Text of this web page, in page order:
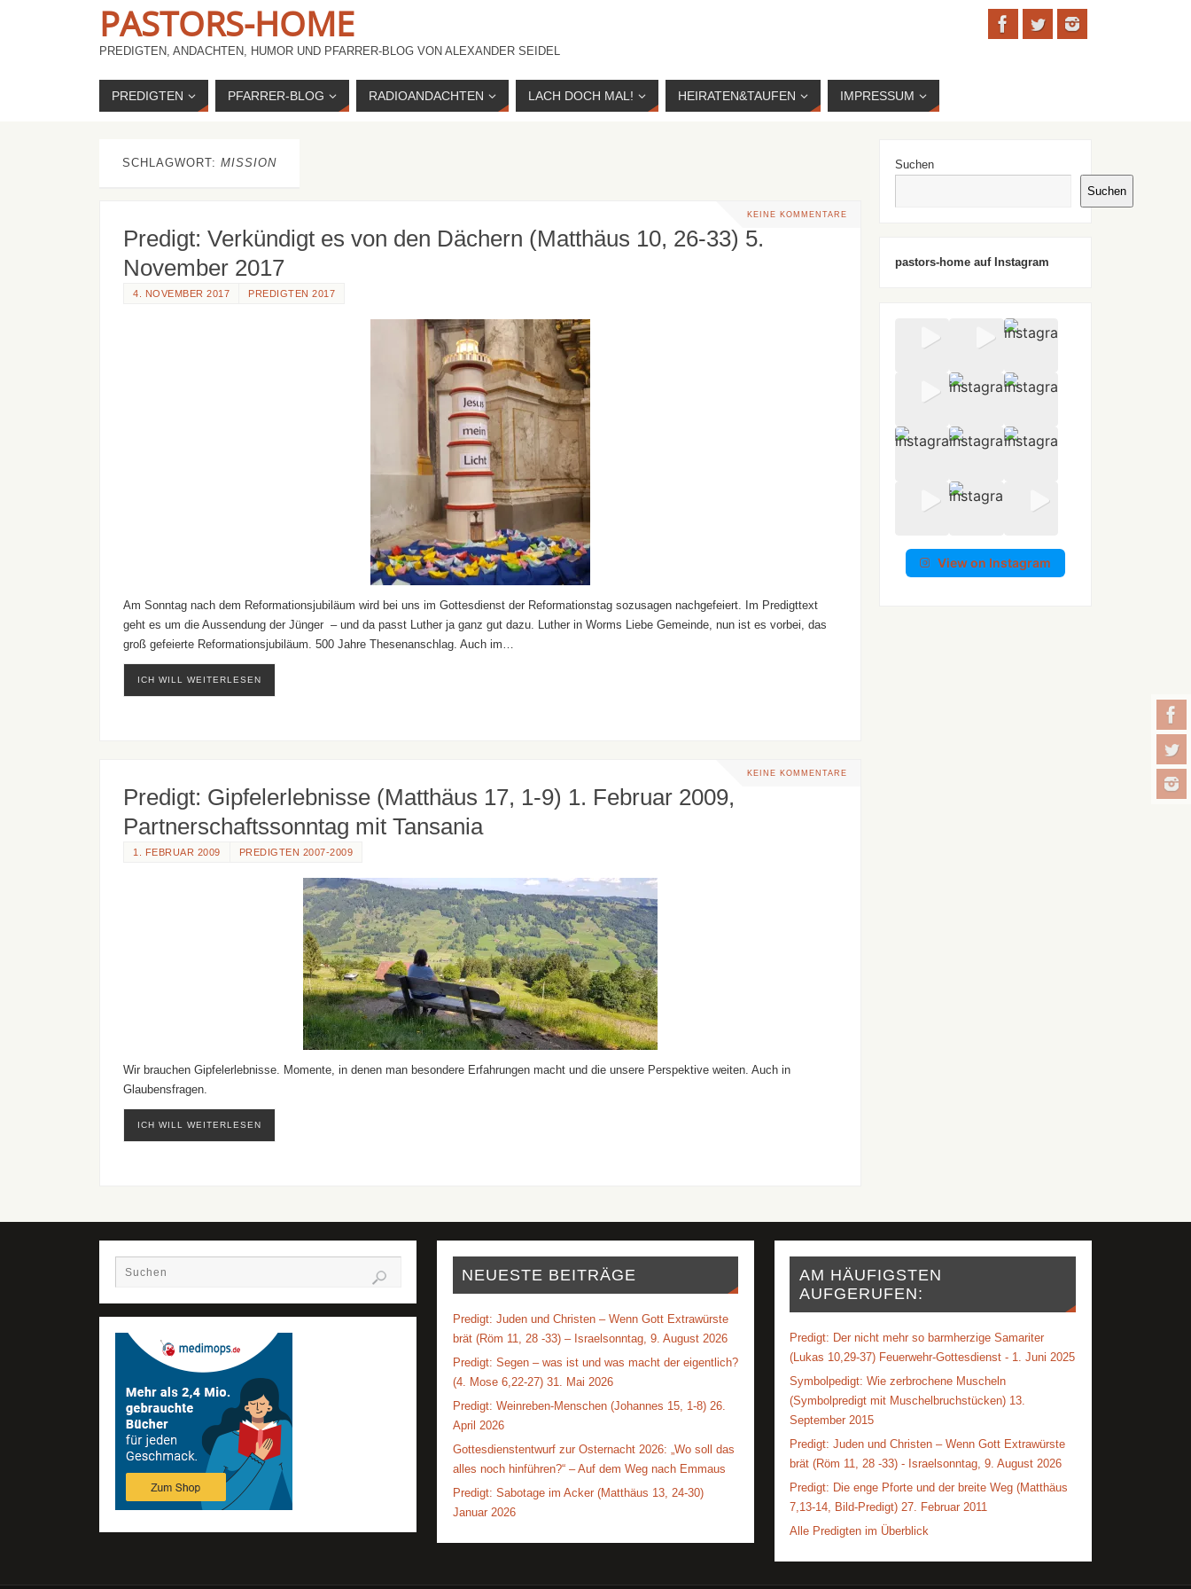
PASTORS-HOME
PREDIGTEN, ANDACHTEN, HUMOR UND PFARRER-BLOG VON ALEXANDER SEIDEL
PREDIGTEN PFARRER-BLOG RADIOANDACHTEN LACH DOCH MAL! HEIRATEN&TAUFEN IMPRESSUM
SCHLAGWORT: MISSION
KEINE KOMMENTARE
Predigt: Verkündigt es von den Dächern (Matthäus 10, 26-33) 5.
November 2017
4. NOVEMBER 2017 PREDIGTEN 2017
Am Sonntag nach dem Reformationsjubiläum wird bei uns im Gottesdienst der Reformationstag sozusagen nachgefeiert. Im Predigttext
geht es um die Aussendung der Jünger – und da passt Luther ja ganz gut dazu. Luther in Worms Liebe Gemeinde, nun ist es vorbei, das
groß gefeierte Reformationsjubiläum. 500 Jahre Thesenanschlag. Auch im…
ICH WILL WEITERLESEN
KEINE KOMMENTARE
Predigt: Gipfelerlebnisse (Matthäus 17, 1-9) 1. Februar 2009,
Partnerschaftssonntag mit Tansania
1. FEBRUAR 2009 PREDIGTEN 2007-2009
Wir brauchen Gipfelerlebnisse. Momente, in denen man besondere Erfahrungen macht und die unsere Perspektive weiten. Auch in
Glaubensfragen.
ICH WILL WEITERLESEN
Suchen
Suchen
pastors-home auf Instagram
View on Instagram
NEUESTE BEITRÄGE
Predigt: Juden und Christen – Wenn Gott Extrawürste
brät (Röm 11, 28 -33) – Israelsonntag, 9. August 2026
Predigt: Segen – was ist und was macht der eigentlich?
(4. Mose 6,22-27) 31. Mai 2026
Predigt: Weinreben-Menschen (Johannes 15, 1-8) 26.
April 2026
Gottesdienstentwurf zur Osternacht 2026: „Wo soll das
alles noch hinführen?“ – Auf dem Weg nach Emmaus
Predigt: Sabotage im Acker (Matthäus 13, 24-30)
Januar 2026
AM HÄUFIGSTEN
AUFGERUFEN:
Predigt: Der nicht mehr so barmherzige Samariter
(Lukas 10,29-37) Feuerwehr-Gottesdienst - 1. Juni 2025
Symbolpedigt: Wie zerbrochene Muscheln
(Symbolpredigt mit Muschelbruchstücken) 13.
September 2015
Predigt: Juden und Christen – Wenn Gott Extrawürste
brät (Röm 11, 28 -33) - Israelsonntag, 9. August 2026
Predigt: Die enge Pforte und der breite Weg (Matthäus
7,13-14, Bild-Predigt) 27. Februar 2011
Alle Predigten im Überblick